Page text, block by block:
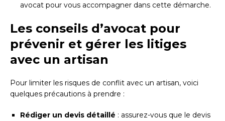
avocat pour vous accompagner dans cette démarche.
Les conseils d’avocat pour
prévenir et gérer les litiges
avec un artisan
Pour limiter les risques de conflit avec un artisan, voici
quelques précautions à prendre :
Rédiger un devis détaillé : assurez-vous que le devis